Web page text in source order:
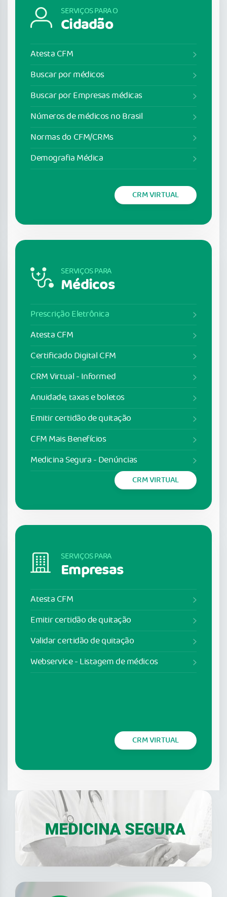
SERVIÇOS PARA O
Cidadão
Atesta CFM
Buscar por médicos
Buscar por Empresas médicas
Números de médicos no Brasil
Normas do CFM/CRMs
Demografia Médica
CRM VIRTUAL
SERVIÇOS PARA
Médicos
Prescrição Eletrônica
Atesta CFM
Certificado Digital CFM
CRM Virtual - Informed
Anuidade, taxas e boletos
Emitir certidão de quitação
CFM Mais Benefícios
Medicina Segura - Denúncias
CRM VIRTUAL
SERVIÇOS PARA
Empresas
Atesta CFM
Emitir certidão de quitação
Validar certidão de quitação
Webservice - Listagem de médicos
CRM VIRTUAL